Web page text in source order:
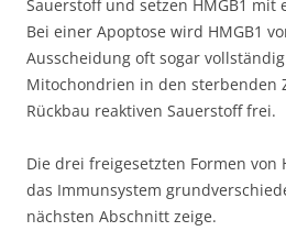
Sauerstoff und setzen HMGB1
Bei einer Apoptose wird HMGB1
Ausscheidung oft sogar
Mitochondrien in den sterbenden
Rückbau reaktiven Sauerstoff frei.
Die drei freigesetzten Formen von
das Immunsystem
nächsten Abschnitt zeige.